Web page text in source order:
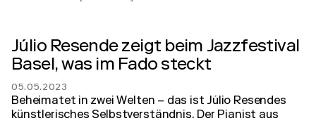
Júlio Resende zeigt beim Jazzfestival
Basel, was im Fado steckt
05.05.2023
Beheimatet in zwei Welten – das ist Júlio Resendes
künstlerisches Selbstverständnis. Der Pianist aus